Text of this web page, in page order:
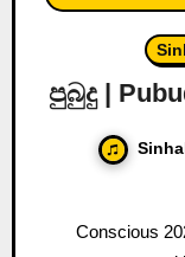
පුබුදු |
Conscious 2026 rap track reflecting on self-made